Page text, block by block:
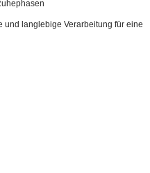
und langlebige Verarbeitung für eine